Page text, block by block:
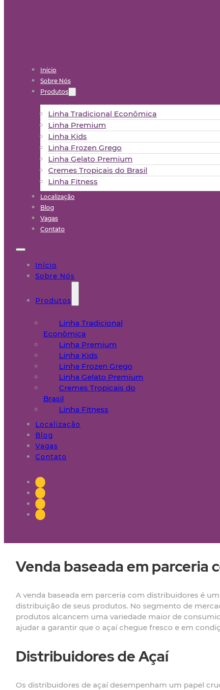
Início
Sobre Nós
Produtos
Linha Tradicional Econômica
Linha Premium
Linha Kids
Linha Frozen Grego
Linha Gelato Premium
Cremes Tropicais do Brasil
Linha Fitness
Localização
Blog
Vagas
Contato
Início
Sobre Nós
Produtos
Linha Tradicional
Econômica
Linha Premium
Linha Kids
Linha Frozen Grego
Linha Gelato Premium
Cremes Tropicais do
Brasil
Linha Fitness
Localização
Blog
Vagas
Contato
Venda baseada em parceria
A venda baseada em parceria com distribuidores é
distribuição de seus produtos. No segmento de
produtos alcancem uma variedade maior de
ajudar a garantir que o açaí chegue fresco e em
Distribuidores de Açaí
Os distribuidores de açaí desempenham um papel